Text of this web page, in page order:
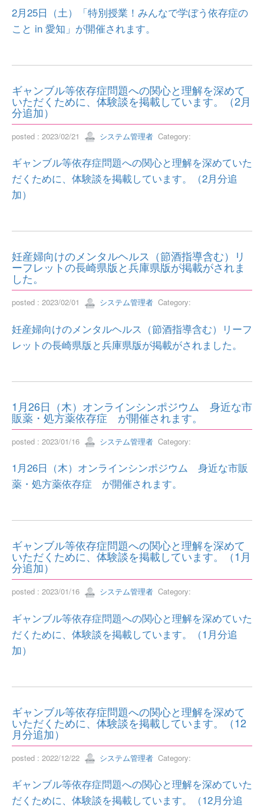
2月25日（土）「特別授業！みんなで学ぼう依存症の
こと in 愛知」が開催されます。
ギャンブル等依存症問題への関心と理解を深めて
いただくために、体験談を掲載しています。（2月
分追加）
posted : 2023/02/21 システム管理者 Category:
ギャンブル等依存症問題への関心と理解を深めていた
だくために、体験談を掲載しています。（2月分追
加）
妊産婦向けのメンタルヘルス（節酒指導含む）リ
ーフレットの長崎県版と兵庫県版が掲載がされま
した。
posted : 2023/02/01 システム管理者 Category:
妊産婦向けのメンタルヘルス（節酒指導含む）リーフ
レットの長崎県版と兵庫県版が掲載がされました。
1月26日（木）オンラインシンポジウム 身近な市
販薬・処方薬依存症 が開催されます。
posted : 2023/01/16 システム管理者 Category:
1月26日（木）オンラインシンポジウム 身近な市販
薬・処方薬依存症 が開催されます。
ギャンブル等依存症問題への関心と理解を深めて
いただくために、体験談を掲載しています。（1月
分追加）
posted : 2023/01/16 システム管理者 Category:
ギャンブル等依存症問題への関心と理解を深めていた
だくために、体験談を掲載しています。（1月分追
加）
ギャンブル等依存症問題への関心と理解を深めて
いただくために、体験談を掲載しています。（12
月分追加）
posted : 2022/12/22 システム管理者 Category:
ギャンブル等依存症問題への関心と理解を深めていた
だくために、体験談を掲載しています。（12月分追